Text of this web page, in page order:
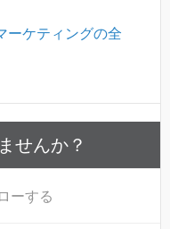
ーケティングの全
せんか？
ーする